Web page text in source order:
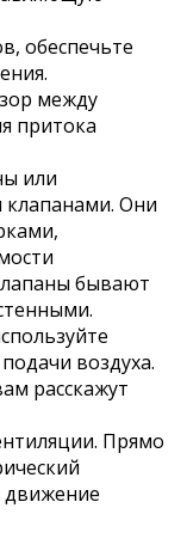
обеспечьте
между
притока
или
клапанами. Они
бывают
воздуха.
расскажут
Прямо
движение